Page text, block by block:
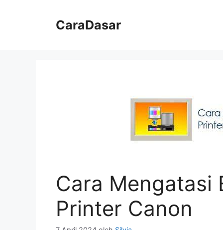
CaraDasar
Cara Mengatasi
Printer Canon